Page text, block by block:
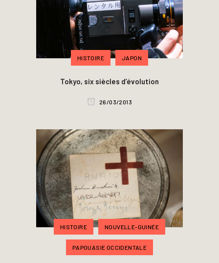
HISTOIRE JAPON
Tokyo, six siècles d’évolution
26/03/2013
HISTOIRE NOUVELLE-GUINÉE
PAPOUASIE OCCIDENTALE